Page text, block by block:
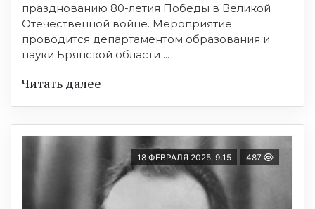
празднованию 80-летия Победы в Великой
Отечественной войне. Мероприятие
проводится департаментом образования и
науки Брянской области ...
Читать далее
18 ФЕВРАЛЯ 2025, 9:15 487